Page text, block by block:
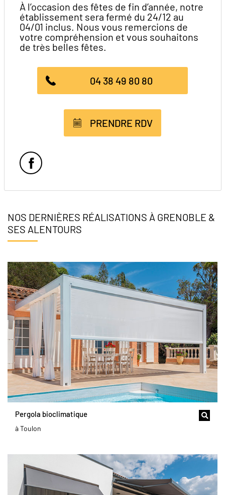
À l’occasion des fêtes de fin d’année, notre
établissement sera fermé du 24/12 au
04/01 inclus. Nous vous remercions de
votre compréhension et vous souhaitons
de très belles fêtes.
04 38 49 80 80
PRENDRE RDV
Facebook
NOS DERNIÈRES RÉALISATIONS À GRENOBLE &
SES ALENTOURS
Pergola bioclimatique
à Toulon